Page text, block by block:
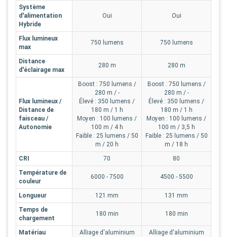
Système
d'alimentation
Hybride
Oui Oui
Flux lumineux
max
750 lumens 750 lumens
Distance
d'éclairage max
280 m 280 m
Flux lumineux /
Distance de
faisceau /
Autonomie
Boost : 750 lumens /
280 m / -
Élevé : 350 lumens /
180 m / 1 h
Moyen : 100 lumens /
100 m / 4 h
Faible : 25 lumens / 50
m / 20 h
Boost : 750 lumens /
280 m / -
Élevé : 350 lumens /
180 m / 1 h
Moyen : 100 lumens /
100 m / 3,5 h
Faible : 25 lumens / 50
m / 18 h
CRI
70
80
Température de
couleur
6000 - 7500 4500 - 5500
Longueur 121 mm
131 mm
Temps de
chargement
180 min 180 min
Matériau Alliage d'aluminium
Alliage d'aluminium